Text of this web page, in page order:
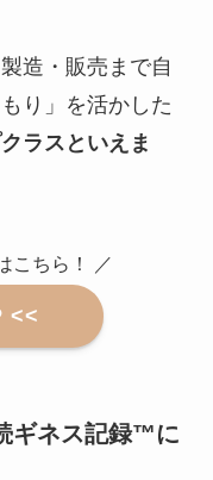
造・販売まで自
り」を活かした
ラスといえま
こちら！ ／
<<
ネス記録™に